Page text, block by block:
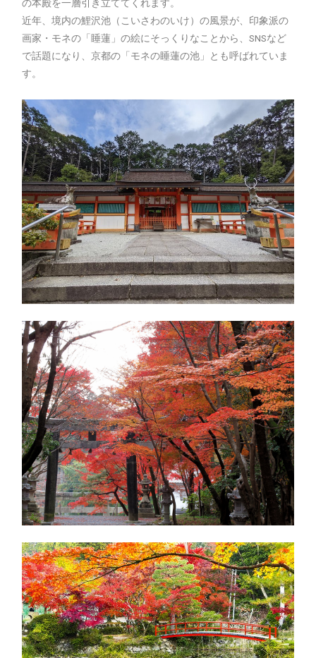
の本殿を一層引き立ててくれます。
近年、境内の鯉沢池（こいさわのいけ）の風景が、印象派の
画家・モネの「睡蓮」の絵にそっくりなことから、SNSなど
で話題になり、京都の「モネの睡蓮の池」とも呼ばれていま
す。